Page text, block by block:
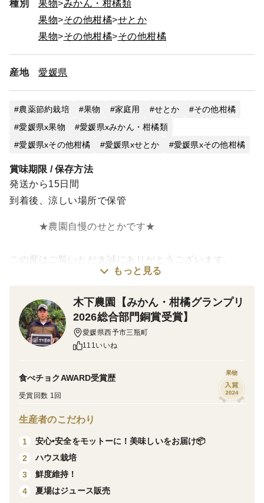
種別 果物
みかん・柑橘類
果物
その他柑橘
せとか
果物
その他柑橘 その他柑橘
産地 愛媛県
農薬節約栽培 果物 家庭用 せとか
その他柑橘
愛媛県x果物
愛媛県xみかん・柑橘類
愛媛県xその他柑橘
愛媛県xせとか 愛媛県xその他柑橘
賞味期限 / 保存方法
発送から15日間
到着後、涼しい場所で保管
★農園自慢のせとかです★
この度はご覧いただき誠にありがとうございます。
(商品) せとか家庭用
(サイズ) S〜3L大中小混合
★せとか
柑橘の大トロと言われるせとかという品種になります。
香りが独特で、糖度が高く甘くて美味しいです。
手で皮を剥いて食べる事の出来る品種です。
もっと見る
木下農園【みかん・柑橘グランプリ
2026総合部門銅賞受賞】
愛媛県西予市三瓶町
111いいね
食べチョクAWARD受賞歴
受賞回数 1回
果物
生産者のこだわり
1
安心•安全をモットーに！美味しいをお届け📦
2
ハウス栽培
3
鮮度維持！
4
夏場はジュース販売